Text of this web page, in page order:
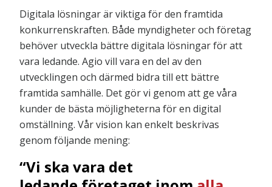
Digitala lösningar är viktiga för den framtida
konkurrenskraften. Både myndigheter och företag
behöver utveckla bättre digitala lösningar för att
vara ledande. Agio vill vara en del av den
utvecklingen och därmed bidra till ett bättre
framtida samhälle. Det gör vi genom att ge våra
kunder de bästa möjligheterna för en digital
omställning. Vår vision kan enkelt beskrivas
genom följande mening:
“Vi ska vara det